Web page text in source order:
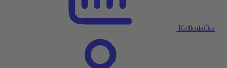
Kalkulačka